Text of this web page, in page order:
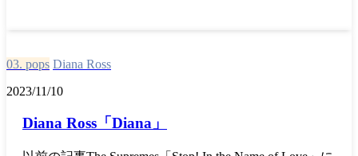
03. pops Diana Ross
2023/11/10
Diana Ross「Diana」